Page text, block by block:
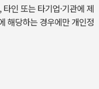
인 또는 타기업·기관에 제
해당하는 경우에만 개인정